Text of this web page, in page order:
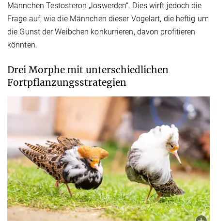
Männchen Testosteron „loswerden“. Dies wirft jedoch die
Frage auf, wie die Männchen dieser Vogelart, die heftig um
die Gunst der Weibchen konkurrieren, davon profitieren
könnten.
Drei Morphe mit unterschiedlichen
Fortpflanzungsstrategien